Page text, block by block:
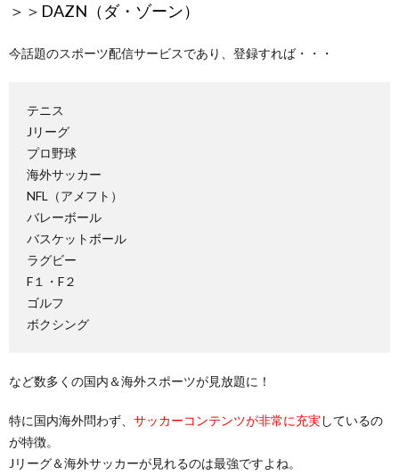
＞＞ DAZN（ダ・ゾーン）
今話題のスポーツ配信サービスであり、登録すれば・・・
テニス
Jリーグ
プロ野球
海外サッカー
NFL（アメフト）
バレーボール
バスケットボール
ラグビー
F１・F２
ゴルフ
ボクシング
など数多くの国内＆海外スポーツが見放題に！
特に国内海外問わず、 サッカーコンテンツが非常に充実しているの
が特徴。
Jリーグ＆海外サッカーが見れるのは最強ですよね。